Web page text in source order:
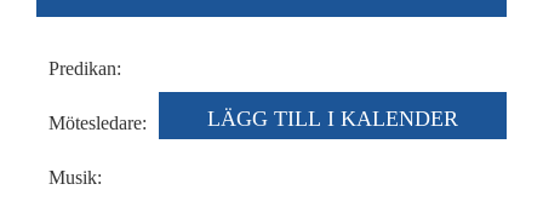
Nyheter
Predikan:
Mötesledare:
Musik:
LÄGG TILL I KALENDER